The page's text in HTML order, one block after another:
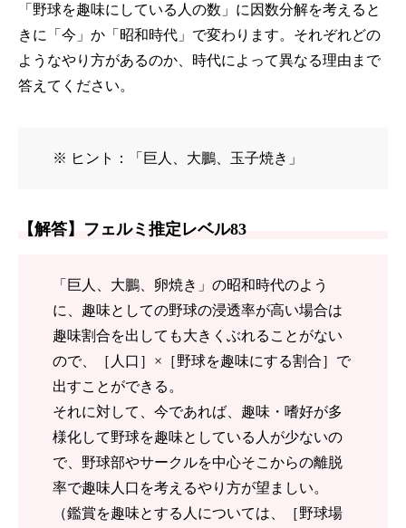
「野球を趣味にしている人の数」に因数分解を考えると
きに「今」か「昭和時代」で変わります。それぞれどの
ようなやり方があるのか、時代によって異なる理由まで
答えてください。
※ ヒント：「巨人、大鵬、玉子焼き」
【解答】フェルミ推定レベル83
「巨人、大鵬、卵焼き」の昭和時代のよう
に、趣味としての野球の浸透率が高い場合は
趣味割合を出しても大きくぶれることがない
ので、［人口］×［野球を趣味にする割合］で
出すことができる。
それに対して、今であれば、趣味・嗜好が多
様化して野球を趣味としている人が少ないの
で、野球部やサークルを中心そこからの離脱
率で趣味人口を考えるやり方が望ましい。
（鑑賞を趣味とする人については、［野球場